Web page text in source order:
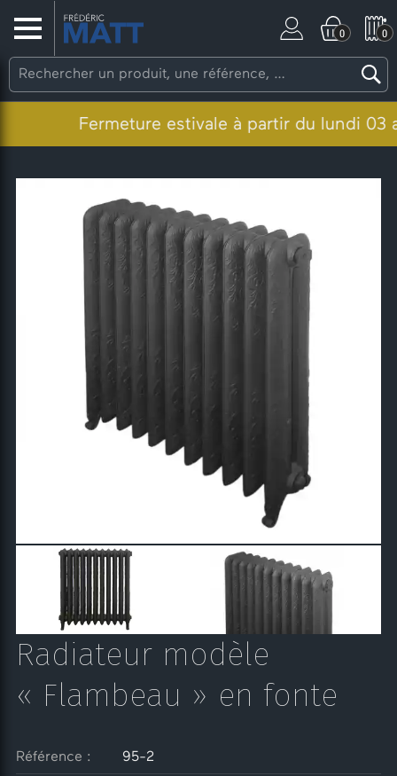
0 0
Fermeture estivale à partir du lundi 03
Radiateur modèle
« Flambeau » en fonte
Référence : 95-2